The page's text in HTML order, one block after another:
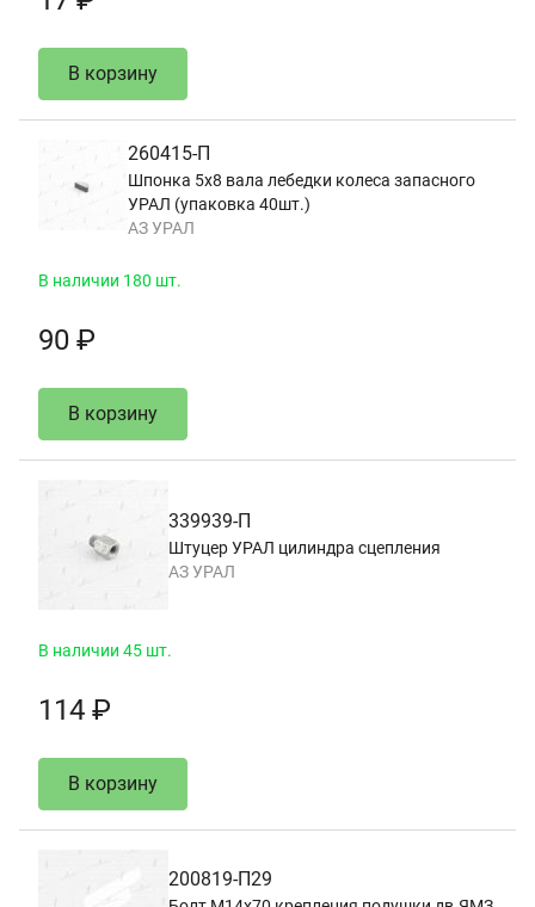
В корзину
260415-П
Шпонка 5х8 вала лебедки колеса запасного
УРАЛ (упаковка 40шт.)
АЗ УРАЛ
В наличии 180 шт.
90 ₽
В корзину
339939-П
Штуцер УРАЛ цилиндра сцепления
АЗ УРАЛ
В наличии 45 шт.
114 ₽
В корзину
200819-П29